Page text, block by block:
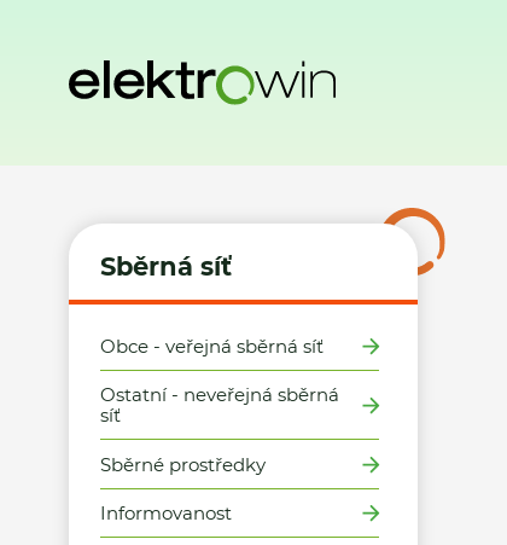
Sběrná síť
Obce - veřejná sběrná síť
Ostatní - neveřejná sběrná
síť
Sběrné prostředky
Informovanost